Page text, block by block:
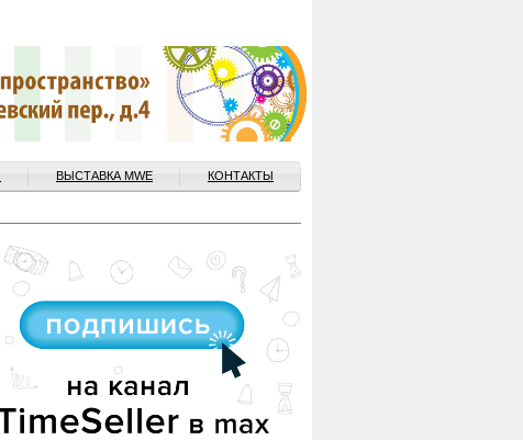
ВЫСТАВКА MWE КОНТАКТЫ